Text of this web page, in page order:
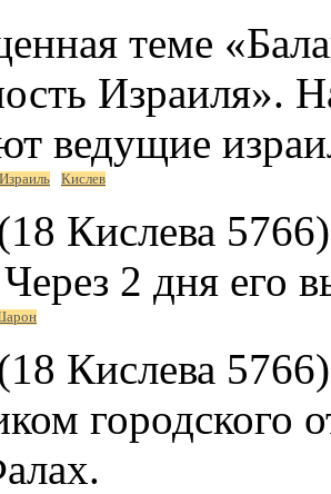
теме
Израиля».
ведущие
Израиль Кислев
Кислева
Через 2 дня его
Кислева
городского